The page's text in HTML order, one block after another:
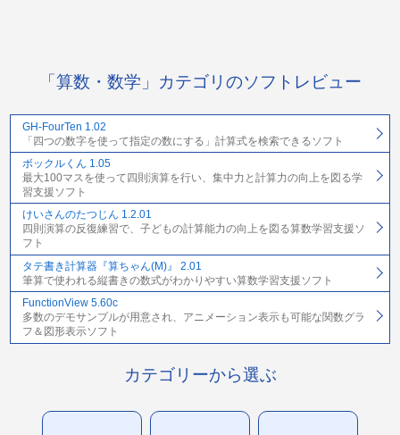
「算数・数学」カテゴリのソフトレビュー
GH-FourTen 1.02
「四つの数字を使って指定の数にする」計算式を検索できるソフト
ボックルくん 1.05
最大100マスを使って四則演算を行い、集中力と計算力の向上を図る学
習支援ソフト
けいさんのたつじん 1.2.01
四則演算の反復練習で、子どもの計算能力の向上を図る算数学習支援ソ
フト
タテ書き計算器『算ちゃん(M)』 2.01
筆算で使われる縦書きの数式がわかりやすい算数学習支援ソフト
FunctionView 5.60c
多数のデモサンプルが用意され、アニメーション表示も可能な関数グラ
フ＆図形表示ソフト
カテゴリーから選ぶ